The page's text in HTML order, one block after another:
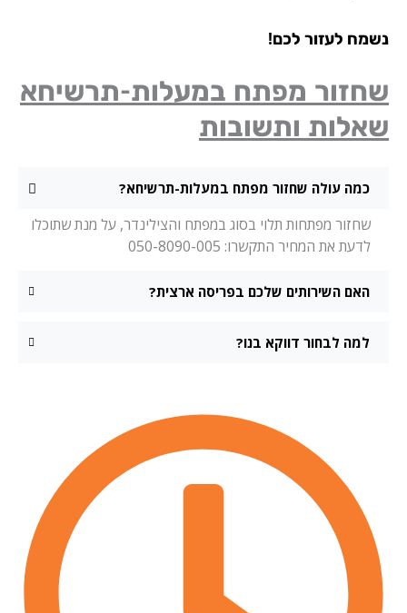
לעזור לכם!
מפתח במעלות-תרשיחא
ותשובות
כמה עולה שחזור מפתח במעלות-תרשיחא?
שחזור מפתחות תלוי בסוג במפתח והצילינדר, על מנת שתוכלו
לדעת את המחיר התקשרו: 050-8090-005
האם השירותים שלכם בפריסה ארצית?
למה לבחור דווקא בנו?